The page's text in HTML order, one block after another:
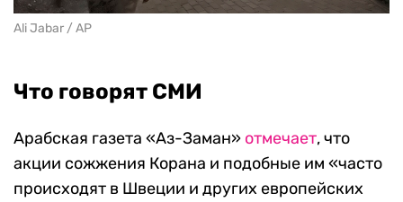
Ali Jabar / AP
Что говорят СМИ
Арабская газета «Аз-Заман» отмечает, что
акции сожжения Корана и подобные им «часто
происходят в Швеции и других европейских